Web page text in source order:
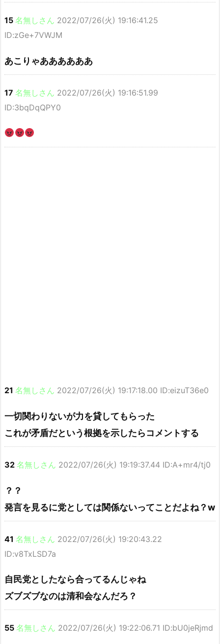
15 名無しさん 2022/07/26(火) 19:16:41.25
ID:zGe+7VWJM
あこりゃああああああ
17 名無しさん 2022/07/26(火) 19:16:51.99
ID:3bqDqQPY0
21 名無しさん 2022/07/26(火) 19:17:18.00 ID:eizuT36e0
一切関わりないが力を貸してもらった
これが矛盾だという根拠を示したらコメントする
32 名無しさん 2022/07/26(火) 19:19:37.44 ID:A+mr4/tj0
？？
発言を見るに党としては関係ないってことだよね？w
41 名無しさん 2022/07/26(火) 19:20:43.22
ID:v8TxLSD7a
自民党としたなら合ってるんじゃね
ズブズブなのは清和会なんだろ？
55 名無しさん 2022/07/26(火) 19:22:06.71 ID:bU0jeRjmd